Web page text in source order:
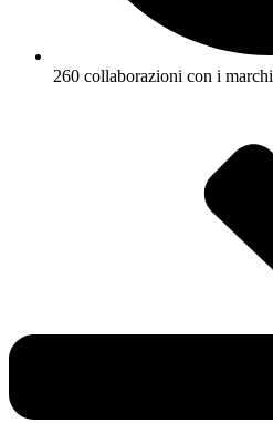
260 collaborazioni con i marchi